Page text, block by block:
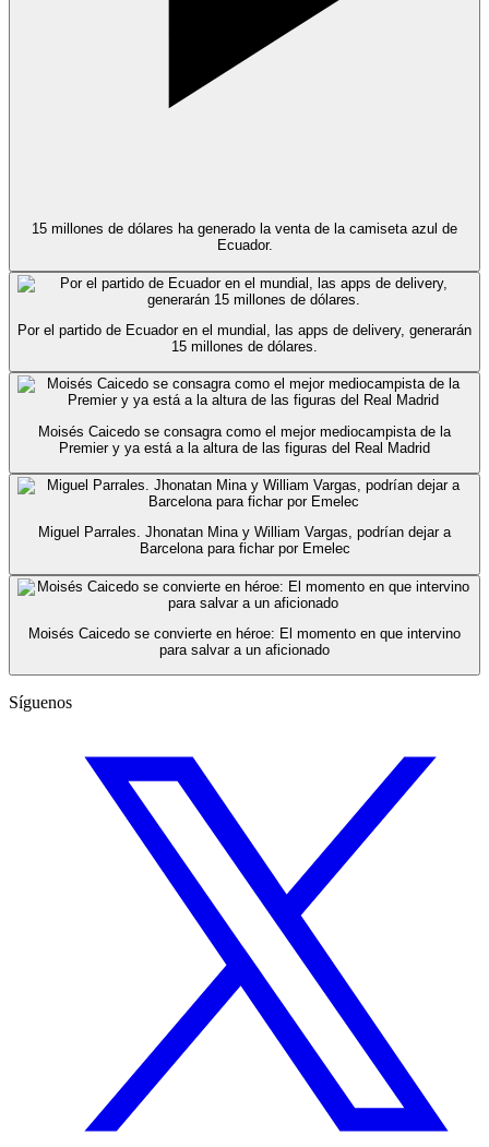
15 millones de dólares ha generado la venta de la camiseta azul de
Ecuador.
Por el partido de Ecuador en el mundial, las apps de delivery, generarán
15 millones de dólares.
Moisés Caicedo se consagra como el mejor mediocampista de la
Premier y ya está a la altura de las figuras del Real Madrid
Miguel Parrales. Jhonatan Mina y William Vargas, podrían dejar a
Barcelona para fichar por Emelec
Moisés Caicedo se convierte en héroe: El momento en que intervino
para salvar a un aficionado
Síguenos